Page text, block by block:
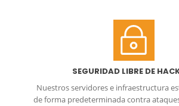
SEGURIDAD LIBRE DE
Nuestros servidores e infraestructura
de forma predeterminada contra